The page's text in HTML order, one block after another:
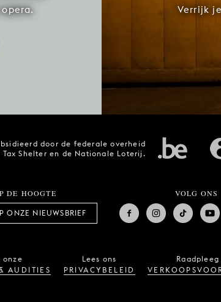
Verrijk
door de federale overheid
Shelter en de Nationale Loterij.
DE HOOGTE
ONZE NIEUWSBRIEF
VOLG ONS
onze
AUDITIES
Lees ons
PRIVACYBELEID
Raadpleeg